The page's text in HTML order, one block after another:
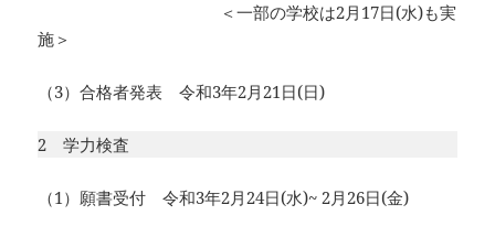
＜一部の学校は2月17日(水)も実
施＞
（3）合格者発表 令和3年2月21日(日)
2 学力検査
（1）願書受付 令和3年2月24日(水)~ 2月26日(金)